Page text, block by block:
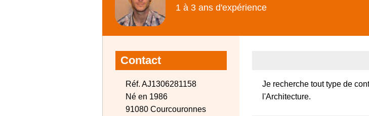
1 à 3 ans d'expérience
Contact
Réf. AJ1306281158
Né en 1986
91080 Courcouronnes
Je recherche tout type de
l'Architecture.